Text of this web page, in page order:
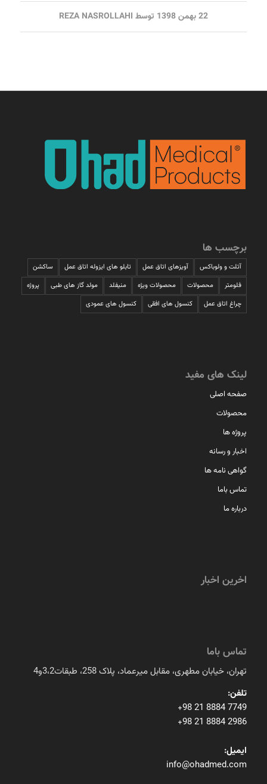
22 بهمن 1398 توسط REZA NASROLLAHI
برچسب ها
آتلت و ولوباکس آویزهای اتاق عمل تابلو های ایزوله اتاق عمل
ساکشن
فلومتر
محصولات محصولات ویژه منیفلد مولد گاز های طبی
پروژه
چراغ اتاق عمل
کنسول های افقی کنسول های عمودی
لینک های مفید
صفحه اصلی
محصولات
پروژه ها
اخبار و رسانه
گواهی نامه ها
تماس باما
درباره ما
اخرین اخبار
تماس باما
تهران، خیابان مطهری، مقابل میرعماد، پلاک 258، طبقات3،2و4
تلفن:
+98 21 8884 7749
+98 21 8884 2986
ایمیل:
info@ohadmed.com